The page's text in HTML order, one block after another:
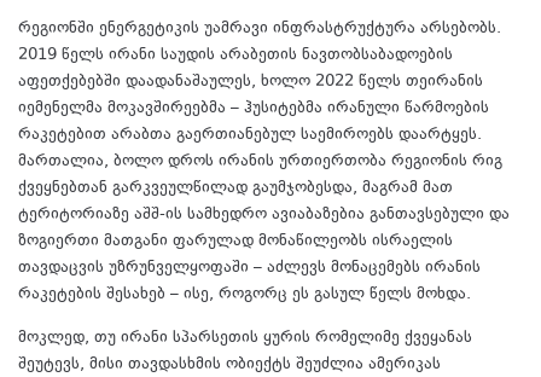
რეგიონში ენერგეტიკის უამრავი ინფრასტრუქტურა არსებობს.
2019 წელს ირანი საუდის არაბეთის ნავთობსაბადოების
აფეთქებებში დაადანაშაულეს, ხოლო 2022 წელს თეირანის
იემენელმა მოკავშირეებმა – ჰუსიტებმა ირანული წარმოების
რაკეტებით არაბთა გაერთიანებულ საემიროებს დაარტყეს.
მართალია, ბოლო დროს ირანის ურთიერთობა რეგიონის რიგ
ქვეყნებთან გარკვეულწილად გაუმჯობესდა, მაგრამ მათ
ტერიტორიაზე აშშ-ის სამხედრო ავიაბაზებია განთავსებული და
ზოგიერთი მათგანი ფარულად მონაწილეობს ისრაელის
თავდაცვის უზრუნველყოფაში – აძლევს მონაცემებს ირანის
რაკეტების შესახებ – ისე, როგორც ეს გასულ წელს მოხდა.
მოკლედ, თუ ირანი სპარსეთის ყურის რომელიმე ქვეყანას
შეუტევს, მისი თავდასხმის ობიექტს შეუძლია ამერიკას